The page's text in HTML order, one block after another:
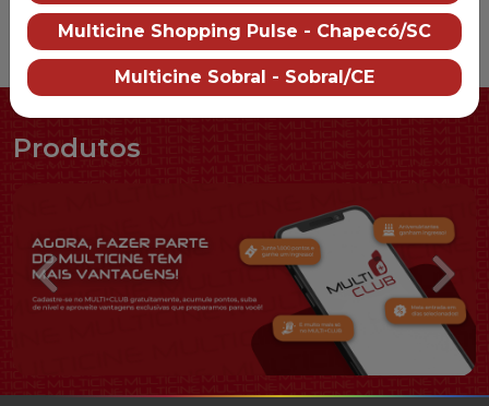
Produtos
Multicine Shopping Pulse - Chapecó/SC
Multicine Sobral - Sobral/CE